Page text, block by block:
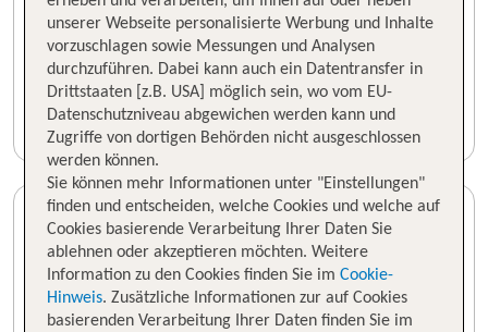
unserer Webseite personalisierte Werbung und Inhalte
vorzuschlagen sowie Messungen und Analysen
durchzuführen. Dabei kann auch ein Datentransfer in
Drittstaaten [z.B. USA] möglich sein, wo vom EU-
Datenschutzniveau abgewichen werden kann und
Zugriffe von dortigen Behörden nicht ausgeschlossen
werden können.
Sie können mehr Informationen unter "Einstellungen"
finden und entscheiden, welche Cookies und welche auf
Cookies basierende Verarbeitung Ihrer Daten Sie
ablehnen oder akzeptieren möchten. Weitere
Information zu den Cookies finden Sie im Cookie-
Hinweis. Zusätzliche Informationen zur auf Cookies
basierenden Verarbeitung Ihrer Daten finden Sie im